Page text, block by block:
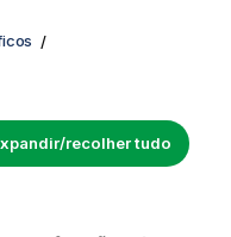
recolher tudo